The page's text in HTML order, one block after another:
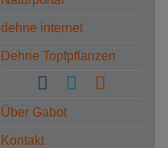
dehne internet
Dehne Topfpflanzen
Über Gabot
Kontakt